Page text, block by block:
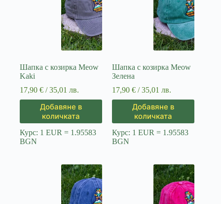
Шапка с козирка Meow
Kaki
17,90 € / 35,01 лв.
Добавяне в
количката
Курс: 1 EUR = 1.95583
BGN
Шапка с козирка Meow
Зелена
17,90€ / 35,01 лв.
Добавяне в
количката
Курс: 1 EUR = 1.95583
BGN